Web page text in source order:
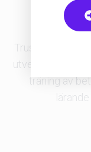
Trust Go Grow®
utveckla
träning av